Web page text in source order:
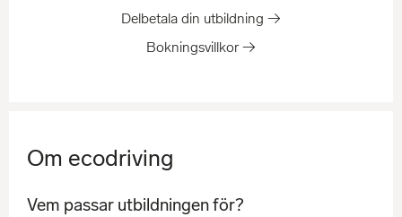
Delbetala din utbildning →
Bokningsvillkor →
Om ecodriving
Vem passar utbildningen för?